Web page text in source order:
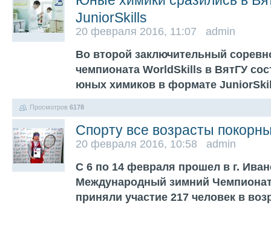
JuniorSkills
20 февраля 2016, 11:07 admin
Во второй заключительный
чемпионата WorldSkills в ВятГУ
юных химиков в формате
Просмотров 6178
Спорту все возрасты
20 февраля 2016, 10:58 admin
С 6 по 14 февраля прошел в г.
Международный зимний
приняли участие 217 человек в